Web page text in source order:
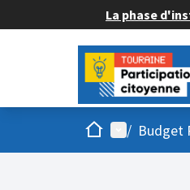
La phase
AccueilMenu
/ Budget